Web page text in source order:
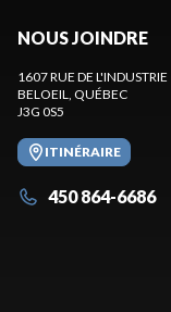
NOUS JOINDRE
1607 RUE DE L'INDUSTRIE
BELOEIL, QUÉBEC
J3G 0S5
ITINÉRAIRE
450 864-6686